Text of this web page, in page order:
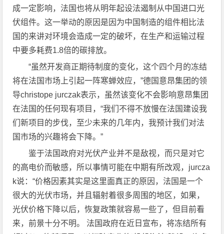
成一定影响，法国也将从明年起设法遏制从中国进口光
伏组件。这一举动的原因是因为中国制造的组件相比法
国的来讲对环境会造成一定的破坏，在生产和运输过程
中要多耗费1.8倍的碳排放。
“虽然开发商正期待制度的变化，这个四个月的冻结
将在法国市场上引起一阵寒蝉效应，”德国意昂集团的领
导christope jurczak表示，虽然该变化不会影响意昂集团
在法国的任何现有项目，“我们不得不放慢在法国建设我
们新项目的步伐，至少未来的几年内，我预计我们对法
国市场的兴趣将会下降。”
鉴于法国政府对光伏产业并不是敌视，而只是对它
的高电价而敏感，所以事情可能在中期有所改观，jurcza
k说：“价格因素其实是这里面真正的原因，法国是一个
很大的光伏市场，并且辐射着很多周围的地区，如果，
光伏价格下降以后，恢复政策就容易一些了，但目前看
来，前景十分不明。 法国政府在近日宣布，将冻结所有